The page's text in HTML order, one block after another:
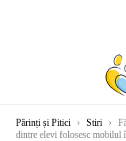
Părinți și Pitici › Stiri ›
dintre elevi folosesc mobilul